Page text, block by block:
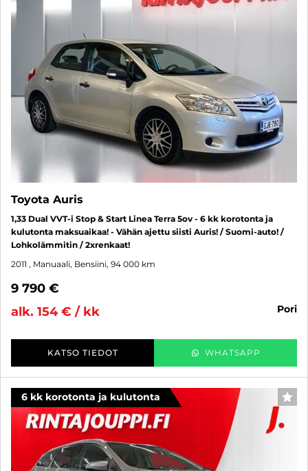
Toyota Auris
1,33 Dual VVT-i Stop & Start Linea Terra 5ov - 6 kk korotonta ja
kulutonta maksuaikaa! - Vähän ajettu siisti Auris! / Suomi-auto! /
Lohkolämmitin / 2xrenkaat!
2011 , Manuaali, Bensiini, 94 000 km
9 790 €
alk. 154 € / kk
pori
KATSO TIEDOT WHATSAPP
6 kk korotonta ja kulutonta